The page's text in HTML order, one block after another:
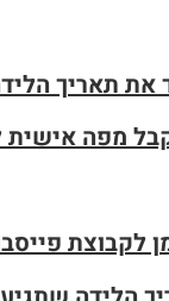
תאריך
מפה אישית
לקבוצת